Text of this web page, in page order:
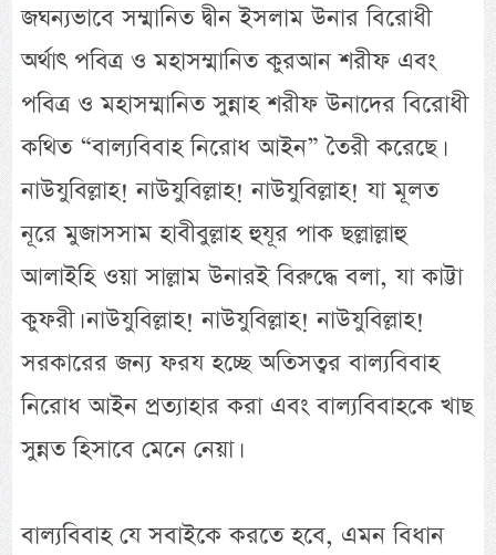
জঘন্যভাবে সম্মানিত দ্বীন ইসলাম উনার বিরোধী
অর্থাৎ পবিত্র ও মহাসম্মানিত কুরআন শরীফ এবং
পবিত্র ও মহাসম্মানিত সুন্নাহ শরীফ উনাদের বিরোধী
কথিত “বাল্যবিবাহ নিরোধ আইন” তৈরী করেছে।
নাউযুবিল্লাহ! নাউযুবিল্লাহ! নাউযুবিল্লাহ! যা মূলত
নূরে মুজাসসাম হাবীবুল্লাহ হুযূর পাক ছল্লাল্লাহু
আলাইহি ওয়া সাল্লাম উনারই বিরুদ্ধে বলা, যা কাট্টা
কুফরী। নাউযুবিল্লাহ! নাউযুবিল্লাহ! নাউযুবিল্লাহ!
সরকারের জন্য ফরয হচ্ছে অতিসত্বর বাল্যবিবাহ
নিরোধ আইন প্রত্যাহার করা এবং বাল্যবিবাহকে খাছ
সুন্নত হিসাবে মেনে নেয়া।
বাল্যবিবাহ যে সবাইকে করতে হবে, এমন বিধান